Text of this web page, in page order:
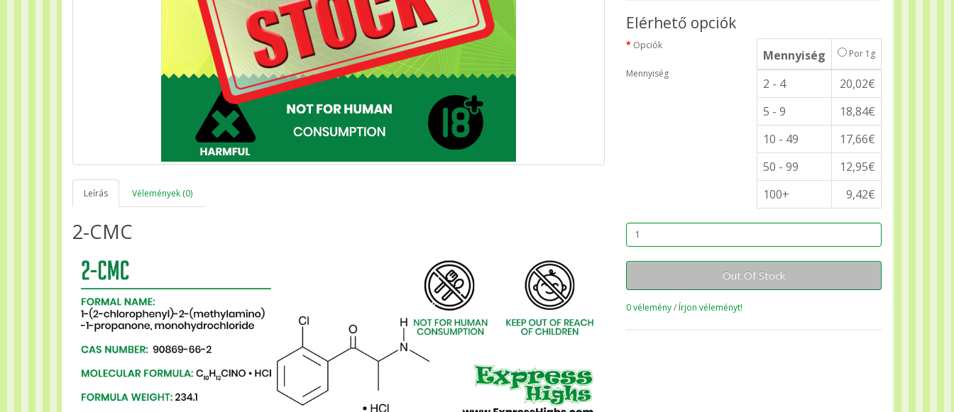
Leírás Vélemények (0)
2-CMC
Elérhető opciók
Opciók
Mennyiség Por 1g
2 - 4
20,02€
5 - 9
18,84€
10 - 49
17,66€
50 - 99
12,95€
100+
9,42€
Mennyiség
Out Of Stock
0 vélemény/Írjon véleményt!